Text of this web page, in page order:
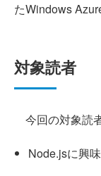
たWindows
対象読者
今回の対象読
Node.jsに興